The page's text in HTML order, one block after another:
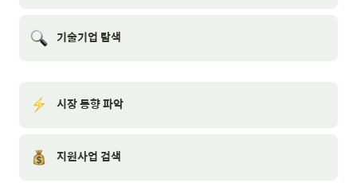
기술기업 탐색
시장 동향 파악
지원사업 검색